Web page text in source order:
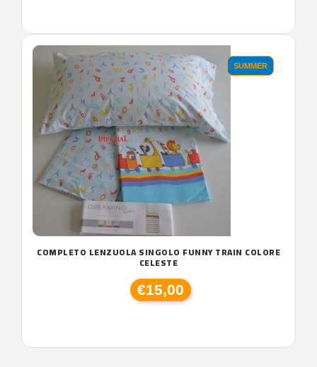
SUMMER
COMPLETO LENZUOLA SINGOLO FUNNY TRAIN COLORE
CELESTE
€15,00